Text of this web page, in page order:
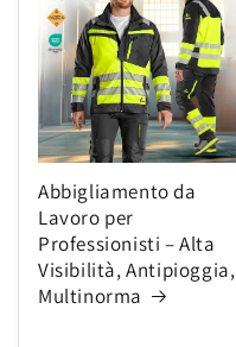
Abbigliamento da
Lavoro per
Professionisti – Alta
Visibilità, Antipioggia,
Multinorma